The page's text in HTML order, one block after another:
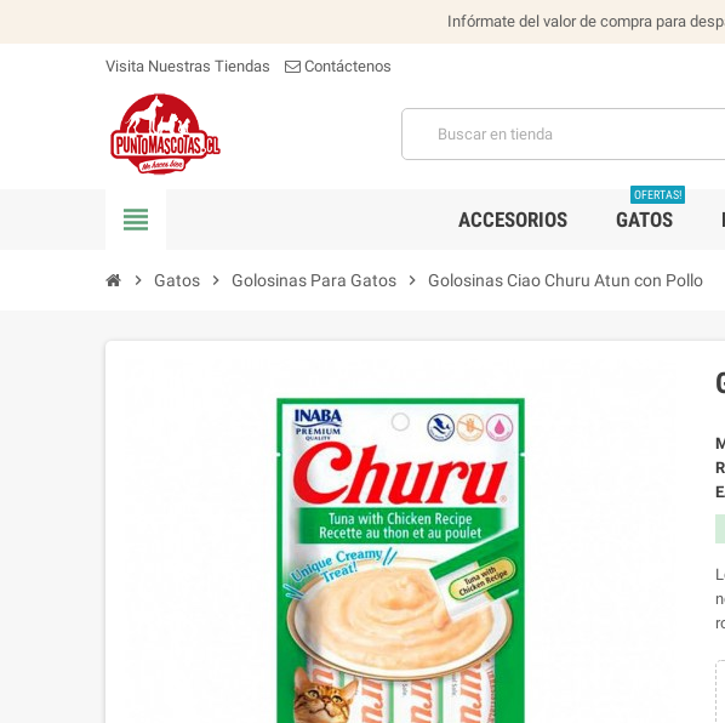
Infórmate del valor de compra para
Visita Nuestras Tiendas Contáctenos
view_headline ACCESORIOS GATOS
OFERTAS!
chevron_right Gatos chevron_right Golosinas Para Gatos chevron_right Golosinas Ciao Churu Atun con Pollo